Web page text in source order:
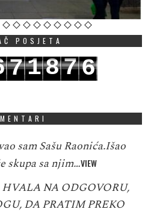
POSJETA
71876
sam Sašu Raonića.Išao
skupa sa njim…VIEW
HVALA NA ODGOVORU,
DA PRATIM PREKO